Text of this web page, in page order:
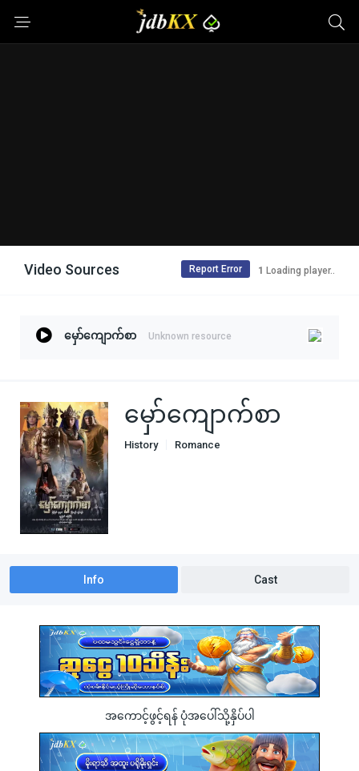
Video Sources 1 Loading player..
Report Error
မှော်ကျောက်စာ Unknown resource
မှော်ကျောက်စာ
History Romance
Info Cast
အကောင့်ဖွင့်ရန် ပုံအပေါ်သို့နှိပ်ပါ